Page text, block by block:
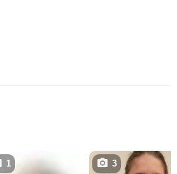
1 3